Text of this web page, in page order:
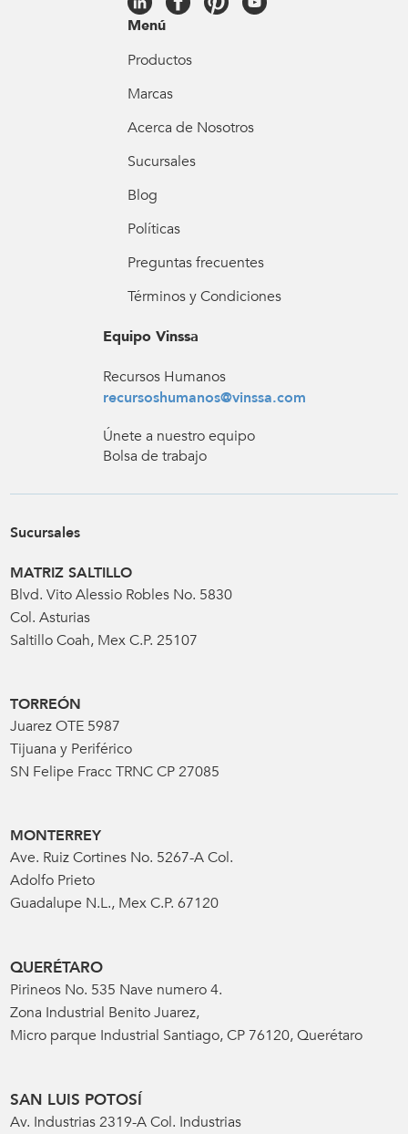
Menú
Productos
Marcas
Acerca de Nosotros
Sucursales
Blog
Políticas
Preguntas frecuentes
Términos y Condiciones
Equipo Vinssa
Recursos Humanos
recursoshumanos@vinssa.com
Únete a nuestro equipo
Bolsa de trabajo
Sucursales
MATRIZ SALTILLO
Blvd. Vito Alessio Robles No. 5830
Col. Asturias
Saltillo Coah, Mex C.P. 25107
TORREÓN
Juarez OTE 5987
Tijuana y Periférico
SN Felipe Fracc TRNC CP 27085
MONTERREY
Ave. Ruiz Cortines No. 5267-A Col.
Adolfo Prieto
Guadalupe N.L., Mex C.P. 67120
QUERÉTARO
Pirineos No. 535 Nave numero 4.
Zona Industrial Benito Juarez,
Micro parque Industrial Santiago, CP 76120, Querétaro
SAN LUIS POTOSÍ
Av. Industrias 2319-A Col. Industrias